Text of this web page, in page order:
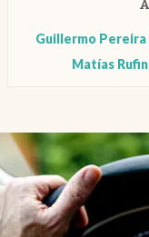
Guillermo
Matías